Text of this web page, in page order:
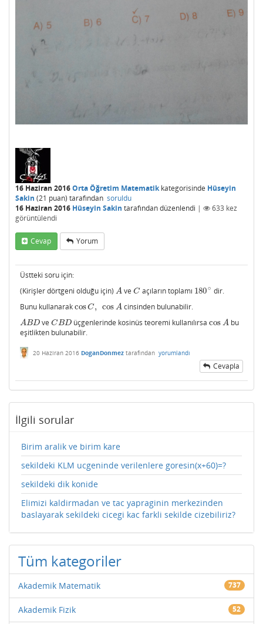
16 Haziran 2016Orta Öğretim Matematikkategorisinde Hüseyin
Sakin (21 puan) tarafından soruldu
16 Haziran 2016 Hüseyin Sakin tarafındandüzenlendi | 633 kez
görüntülendi
Cevap Yorum
Üstteki soru için:
(Kirişler dörtgeni olduğu için) A
A veC
C açıların toplamı 180∘
180∘ dir.
Bunu kullanarakcosC, cos A
cosC,cosA cinsinden bulunabilir.
ABD
ABD ve CBD
CBD üçgenlerinde kosinüs teoremi kullanılırsacos A
cosA bu
eşitlikten bulunabilir.
20 Haziran 2016 DoganDonmez tarafından yorumlandı
Cevapla
İlgili sorular
Birim aralik ve birim kare
sekildeki KLM ucgeninde verilenlere goresin(x+60)=?
sekildeki dik konide
Elimizi kaldirmadan ve tac yapraginin merkezinden
baslayarak sekildeki cicegi kac farkli sekilde cizebiliriz?
Tüm kategoriler
Akademik Matematik 737
Akademik Fizik 52